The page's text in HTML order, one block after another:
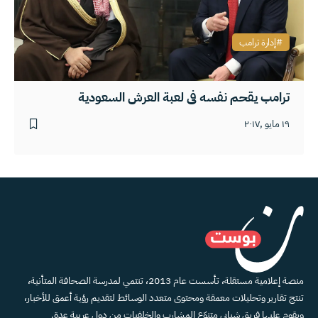
ترامب يقحم نفسه في لعبة العرش السعودية
١٩ مايو ,٢٠١٧
إدارة ترامب
منصة إعلامية مستقلة، تأسست عام 2013، تنتمي لمدرسة الصحافة المتأنية،
تنتج تقارير وتحليلات معمقة ومحتوى متعدد الوسائط لتقديم رؤية أعمق للأخبار،